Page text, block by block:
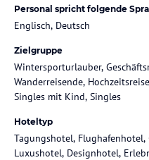
Personal spricht folgende
Englisch, Deutsch
Zielgruppe
Wintersporturlauber,
Wanderreisende,
Singles mit Kind, Singles
Hoteltyp
Tagungshotel,
Luxushotel, Designhotel,